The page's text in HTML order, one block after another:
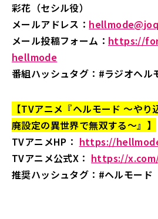
彩花（セシル役）
メールアドレス：
メール投稿フォーム： https://
hellmode
番組ハッシュタグ：#ラジオヘル
【TVアニメ『ヘルモード ～や
廃設定の異世界で無双する～』】
TVアニメHP： https://
TVアニメ公式X： https://
推奨ハッシュタグ：#ヘルモード